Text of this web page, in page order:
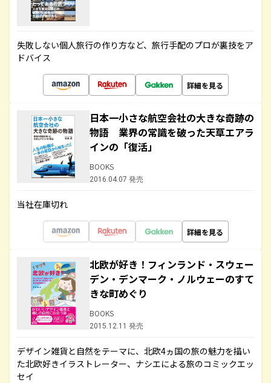
失敗しない個人旅行の作り方など、旅行手配のプロが裏技をア
ドバイス
詳細を見る
日本一小さな航空会社の大きな奇跡の
物語 業界の常識を破った天草エアラ
インの「復活」
BOOKS
2016.04.07 発売
当社在庫切れ
詳細を見る
北欧が好き！フィンランド・スウェー
デン・デンマーク・ノルウェーのすて
きな町めぐり
BOOKS
2015.12.11 発売
デザイン雑貨と自然をテーマに、北欧4ヵ国の旅の魅力を描い
た北欧好きイラストレーター、ナシエによる旅のコミックエッ
セイ